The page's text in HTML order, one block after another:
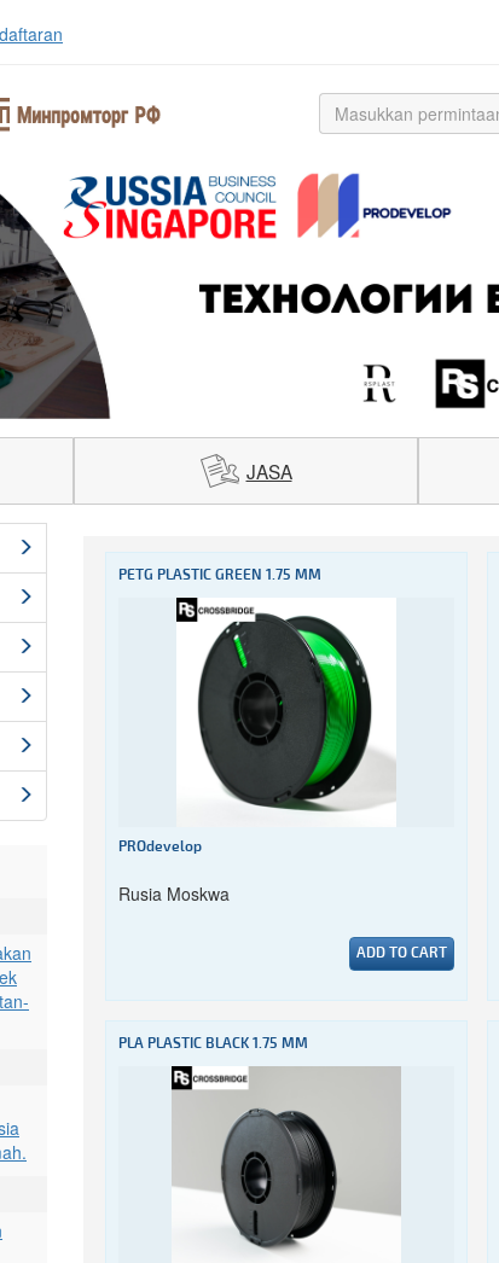
JASA
PETG PLASTIC GREEN 1.75 MM
PROdevelop
Rusia Moskwa
ADD TO CART
PLA PLASTIC BLACK 1.75 MM